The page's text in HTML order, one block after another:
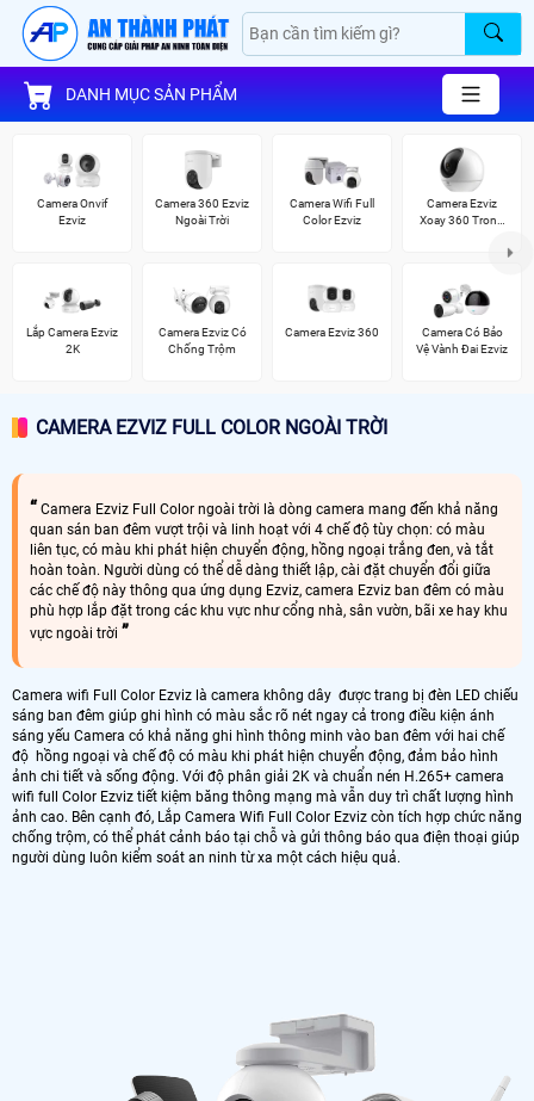
DANH MỤC SẢN PHẨM
Camera Onvif
Ezviz
Camera 360 Ezviz
Ngoài Trời
Camera Wifi Full
Color Ezviz
Camera Ezviz
Xoay 360 Trong
Lắp Camera Ezviz
2K
Camera Ezviz Có
Chống Trộm
Camera Ezviz 360
Camera Có Bảo
Vệ Vành Đai Ezviz
CAMERA EZVIZ FULL COLOR NGOÀI TRỜI
Camera Ezviz Full Color ngoài trời là dòng camera mang đến khả năng
quan sán ban đêm vượt trội và linh hoạt với 4 chế độ tùy chọn: có màu
liên tục, có màu khi phát hiện chuyển động, hồng ngoại trắng đen, và tắt
hoàn toàn. Người dùng có thể dễ dàng thiết lập, cài đặt chuyển đổi giữa
các chế độ này thông qua ứng dụng Ezviz, camera Ezviz ban đêm có màu
phù hợp lắp đặt trong các khu vực như cổng nhà, sân vườn, bãi xe hay khu
vực ngoài trời
Camera wifi Full Color Ezviz là camera không dây được trang bị đèn LED chiếu
sáng ban đêm giúp ghi hình có màu sắc rõ nét ngay cả trong điều kiện ánh
sáng yếu Camera có khả năng ghi hình thông minh vào ban đêm với hai chế
độ hồng ngoại và chế độ có màu khi phát hiện chuyển động, đảm bảo hình
ảnh chi tiết và sống động. Với độ phân giải 2K và chuẩn nén H.265+ camera
wifi full Color Ezviz tiết kiệm băng thông mạng mà vẫn duy trì chất lượng hình
ảnh cao. Bên cạnh đó, Lắp Camera Wifi Full Color Ezviz còn tích hợp chức năng
chống trộm, có thể phát cảnh báo tại chỗ và gửi thông báo qua điện thoại giúp
người dùng luôn kiểm soát an ninh từ xa một cách hiệu quả.